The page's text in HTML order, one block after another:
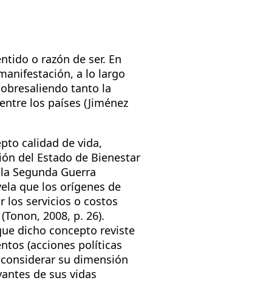
o razón de ser. En
a lo largo
tanto la
los países (Jiménez
calidad de vida,
del Estado de Bienestar
Segunda Guerra
que los orígenes de
los servicios o costos
2008, p. 26).
dicho concepto reviste
(acciones políticas
su dimensión
de sus vidas